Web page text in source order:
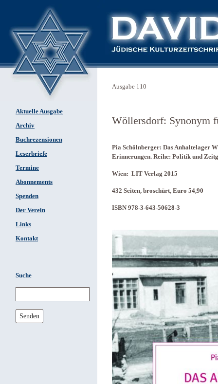
Aktuelle Ausgabe
Archiv
Buchrezensionen
Leserbriefe
Termine
Abonnements
Spenden
Der Verein
Links
Kontakt
Suche
Senden
Ausgabe 110
Wöllersdorf: Synonym
Pia Schölnberger: Das Anhaltelager
Erinnerungen. Reihe: Politik und
Wien: LIT Verlag 2015
432 Seiten, broschürt, Euro 54,90
ISBN 978-3-643-50628-3